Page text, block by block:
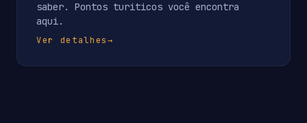
saber. Pontos turiticos você encontra
aqui.
Ver detalhes→